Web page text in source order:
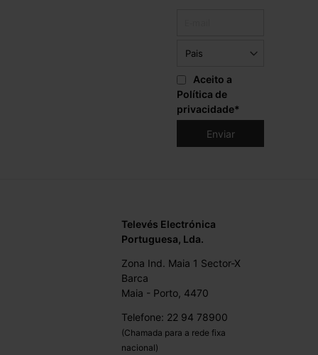
Aceito a
Política de
privacidade*
Televés Electrónica
Portuguesa, Lda.
Zona Ind. Maia 1 Sector-X
Barca
Maia - Porto, 4470
Telefone: 22 94 78900
(Chamada para a rede fixa
nacional)